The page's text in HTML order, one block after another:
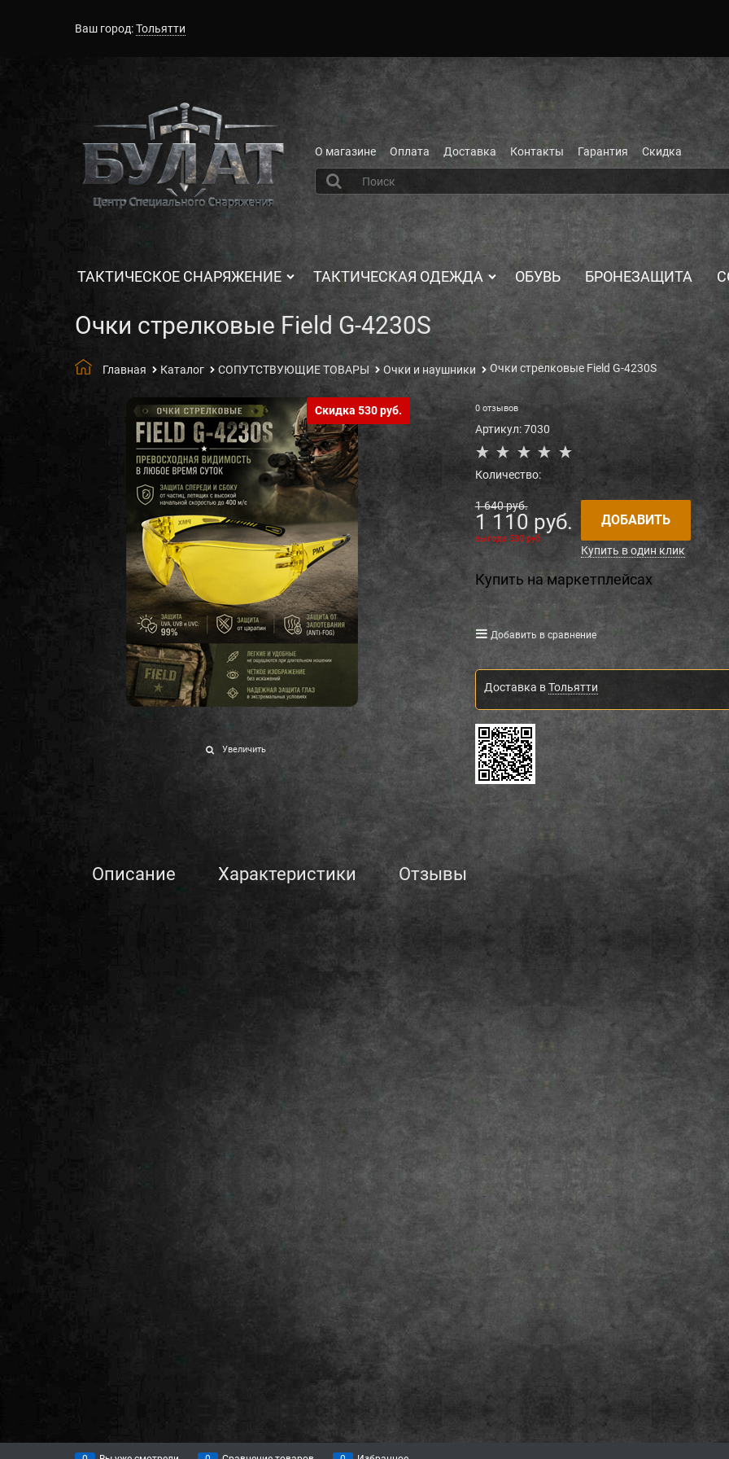
Ваш город:Тольятти
О магазине Оплата Доставка Контакты Гарантия Скидка
ТАКТИЧЕСКОЕ СНАРЯЖЕНИЕ ТАКТИЧЕСКАЯ ОДЕЖДА ОБУВЬ БРОНЕЗАЩИТА
Очки стрелковые Field G-4230S
Главная Каталог СОПУТСТВУЮЩИЕ ТОВАРЫ Очки и наушники Очки стрелковые Field G-4230S
Скидка 530 руб.
Увеличить
0 отзывов
Артикул: 7030
Количество:
1 640 руб.
1 110 руб.
выгода 530 руб.
ДОБАВИТЬ
Купить в один клик
Купить на маркетплейсах
Добавить в сравнение
Доставка вТольятти
Описание Характеристики Отзывы